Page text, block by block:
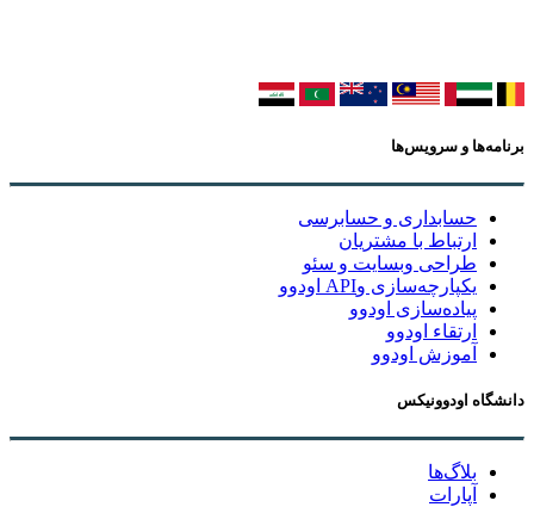
برنامه‌ها و سرویس‌ها
حسابداری و حسابرسی
ارتباط با مشتریان
طراحی وبسایت و سئو
یکپارچه‌سازی وAPI اودوو
پیاده‌سازی اودوو
ارتقاء اودوو
آموزش اودوو
دانشگاه اودوونیکس
بلاگ‌ها
آپارات